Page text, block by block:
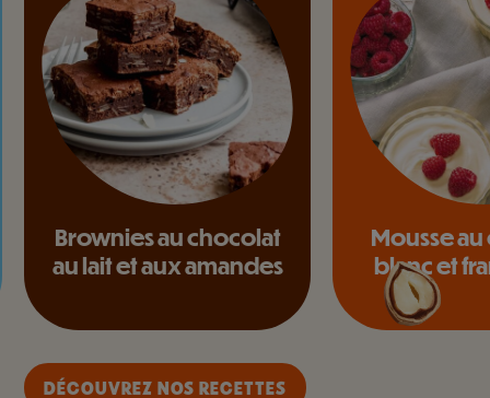
Brownies au chocolat
au lait et aux amandes
Mousse
blanc et
DÉCOUVREZ NOS RECETTES